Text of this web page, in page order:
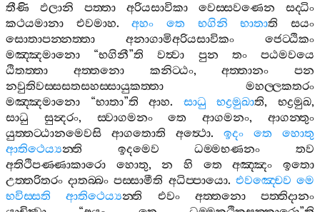
තීණි
ඵලානි පත‍්තා අරියසාවිකා වෙස‍්සවණෙන
සද‍්ධිං
කථයමානා
එවමාහ.අහං තෙ භගිනි භාතාති
සයං
සොතාපන‍්නත‍්තා
අනාගාමිඅරියසාවිකං
ජෙට‍්ඨිකං
මඤ‍්ඤමානො “භගිනී”ති වත්‍වා පුන තං
පඨමවයෙ
ඨිතත‍්තා
අත‍්තනො කනිට‍්ඨං,අත‍්තානං
පන
නවුතිවස‍්සසතසහස‍්සායුකත‍්තා
මහල‍්ලකතරං
මඤ‍්ඤමානො “භාතා”ති ආහ. සාධු භද්‍රමුඛාති,භද්‍රමුඛ,
සාධු
සුන්‍දරං, ස‍්වාගමනං තෙ ආගමනං,ආගන‍්තුං
යුත‍්තට‍්ඨානමෙවසි
ආගතොති අත්‍ථො. ඉදං තෙ
හොතු
ආතිථෙය්‍යන‍්ති ඉදමෙව ධම‍්මභණනං
තව
අතිථිපණ‍්ණාකාරො
හොතු,න හි තෙ අඤ‍්ඤං
ඉතො
උත‍්තරිතරං දාතබ‍්බං පස‍්සාමීති අධිප‍්පායො. එවඤ‍්චෙව මෙ
භවිස‍්සති
ආතිථෙය්‍යන‍්ති එවං අත‍්තනො
පත‍්තිදානං